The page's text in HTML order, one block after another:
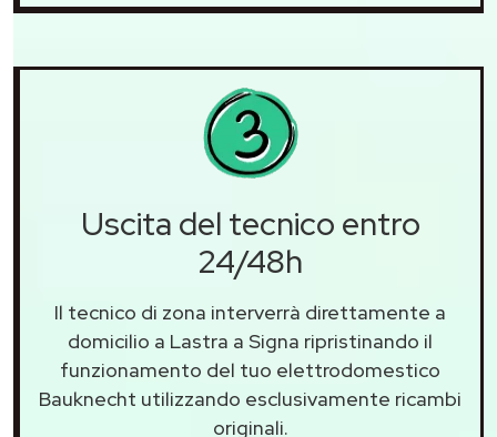
Uscita del tecnico entro
24/48h
Il tecnico di zona interverrà direttamente a
domicilio a Lastra a Signa ripristinando il
funzionamento del tuo elettrodomestico
Bauknecht utilizzando esclusivamente ricambi
originali.